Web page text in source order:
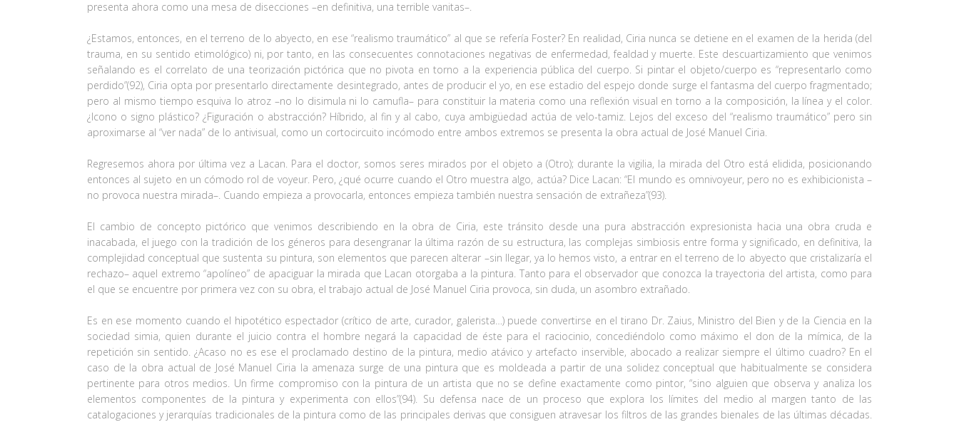
presenta ahora como una mesa de disecciones –en definitiva, una terrible vanitas–.
¿Estamos, entonces, en el terreno de lo abyecto, en ese “realismo traumático” al que se refería Foster? En realidad, Ciria nunca se detiene en el examen de la herida (del
trauma, en su sentido etimológico) ni, por tanto, en las consecuentes connotaciones negativas de enfermedad, fealdad y muerte. Este descuartizamiento que venimos
señalando es el correlato de una teorización pictórica que no pivota en torno a la experiencia pública del cuerpo. Si pintar el objeto/cuerpo es “representarlo como
perdido”(92), Ciria opta por presentarlo directamente desintegrado, antes de producir el yo, en ese estadio del espejo donde surge el fantasma del cuerpo fragmentado;
pero al mismo tiempo esquiva lo atroz –no lo disimula ni lo camufla– para constituir la materia como una reflexión visual en torno a la composición, la línea y el color.
¿Icono o signo plástico? ¿Figuración o abstracción? Híbrido, al fin y al cabo, cuya ambigüedad actúa de velo-tamiz. Lejos del exceso del “realismo traumático” pero sin
aproximarse al “ver nada” de lo antivisual, como un cortocircuito incómodo entre ambos extremos se presenta la obra actual de José Manuel Ciria.
Regresemos ahora por última vez a Lacan. Para el doctor, somos seres mirados por el objeto a (Otro); durante la vigilia, la mirada del Otro está elidida, posicionando
entonces al sujeto en un cómodo rol de voyeur. Pero, ¿qué ocurre cuando el Otro muestra algo, actúa? Dice Lacan: “El mundo es omnivoyeur, pero no es exhibicionista –
no provoca nuestra mirada–. Cuando empieza a provocarla, entonces empieza también nuestra sensación de extrañeza”(93).
El cambio de concepto pictórico que venimos describiendo en la obra de Ciria, este tránsito desde una pura abstracción expresionista hacia una obra cruda e
inacabada, el juego con la tradición de los géneros para desengranar la última razón de su estructura, las complejas simbiosis entre forma y significado, en definitiva, la
complejidad conceptual que sustenta su pintura, son elementos que parecen alterar –sin llegar, ya lo hemos visto, a entrar en el terreno de lo abyecto que cristalizaría el
rechazo– aquel extremo “apolíneo” de apaciguar la mirada que Lacan otorgaba a la pintura. Tanto para el observador que conozca la trayectoria del artista, como para
el que se encuentre por primera vez con su obra, el trabajo actual de José Manuel Ciria provoca, sin duda, un asombro extrañado.
Es en ese momento cuando el hipotético espectador (crítico de arte, curador, galerista…) puede convertirse en el tirano Dr. Zaius, Ministro del Bien y de la Ciencia en la
sociedad simia, quien durante el juicio contra el hombre negará la capacidad de éste para el raciocinio, concediéndolo como máximo el don de la mímica, de la
repetición sin sentido. ¿Acaso no es ese el proclamado destino de la pintura, medio atávico y artefacto inservible, abocado a realizar siempre el último cuadro? En el
caso de la obra actual de José Manuel Ciria la amenaza surge de una pintura que es moldeada a partir de una solidez conceptual que habitualmente se considera
pertinente para otros medios. Un firme compromiso con la pintura de un artista que no se define exactamente como pintor, “sino alguien que observa y analiza los
elementos componentes de la pintura y experimenta con ellos”(94). Su defensa nace de un proceso que explora los límites del medio al margen tanto de las
catalogaciones y jerarquías tradicionales de la pintura como de las principales derivas que consiguen atravesar los filtros de las grandes bienales de las últimas décadas.